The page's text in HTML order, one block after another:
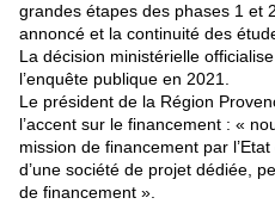
grandes étapes des phases 1 et
annoncé et la continuité des
La décision ministérielle
l’enquête publique en 2021.
Le président de la Région
l’accent sur le financement : «
mission de financement par
d’une société de projet dédiée,
de financement ».